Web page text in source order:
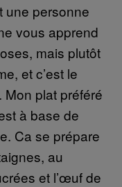
une personne
vous apprend
mais plutôt
et c’est le
Mon plat préféré
à base de
Ca se prépare
au
et l’œuf de